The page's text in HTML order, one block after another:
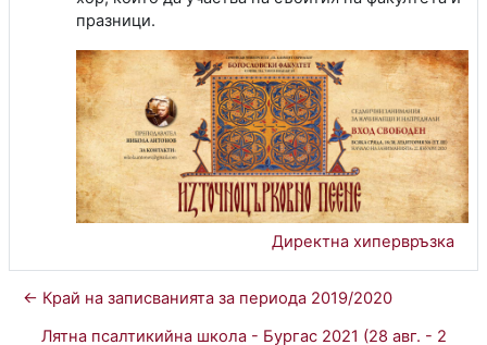
празници.
Директна хипервръзка
← Край на записванията за периода 2019/2020
Лятна псалтикийна школа - Бургас 2021 (28 авг. - 2